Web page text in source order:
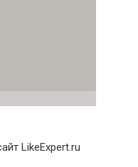
LikeExpert.ru